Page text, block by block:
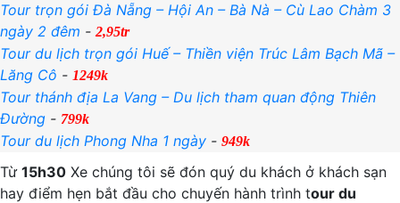
Tour trọn gói Đà Nẵng – Hội An – Bà Nà – Cù Lao Chàm 3
ngày 2 đêm -2,95tr
Tour du lịch trọn gói Huế – Thiền viện Trúc Lâm Bạch Mã –
Lăng Cô - 1249k
Tour thánh địa La Vang – Du lịch tham quan động Thiên
Đường - 799k
Tour du lịch Phong Nha 1 ngày - 949k
Từ 15h30 Xe chúng tôi sẽ đón quý du khách ở khách sạn
hay điểm hẹn bắt đầu cho chuyến hành trình tour du